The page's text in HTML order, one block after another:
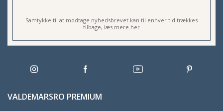
Samtykke til at modtage nyhedsbrevet kan til enhver tid trækkes
tilbage, læs mere her
VALDEMARSRO PREMIUM